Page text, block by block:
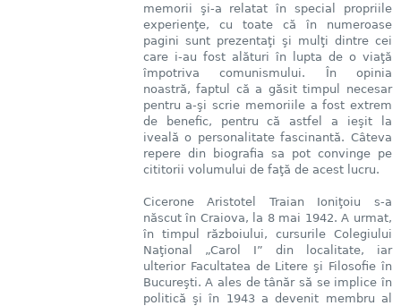
memorii şi-a relatat în special propriile
experienţe, cu toate că în numeroase
pagini sunt prezentaţi şi mulţi dintre cei
care i-au fost alături în lupta de o viaţă
împotriva comunismului. În opinia
noastră, faptul că a găsit timpul necesar
pentru a-şi scrie memoriile a fost extrem
de benefic, pentru că astfel a ieşit la
iveală o personalitate fascinantă. Câteva
repere din biografia sa pot convinge pe
cititorii volumului de faţă de acest lucru.
Cicerone Aristotel Traian Ioniţoiu s-a
născut în Craiova, la 8 mai 1942. A urmat,
în timpul războiului, cursurile Colegiului
Naţional „Carol I” din localitate, iar
ulterior Facultatea de Litere şi Filosofie în
Bucureşti. A ales de tânăr să se implice în
politică şi în 1943 a devenit membru al